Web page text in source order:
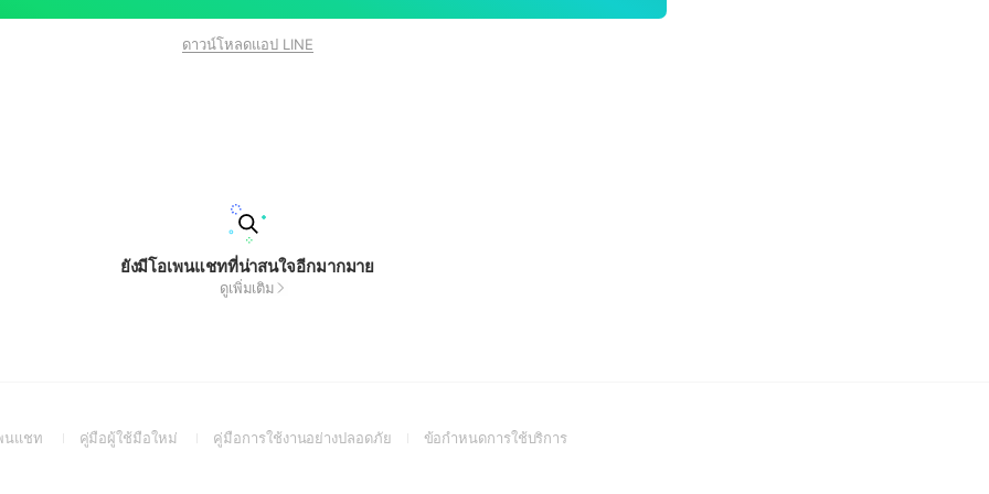
ดาวน์โหลดแอป LINE
ยังมีโอเพนแชทที่น่าสนใจอีกมากมาย
ดูเพิ่มเติม
นแชท
(Openคู่มือผู้ใช้มือใหม่
(Openคู่มือการใช้งานอย่างปลอดภัย(Openข้อกำหนดการใช้บริการ(Open